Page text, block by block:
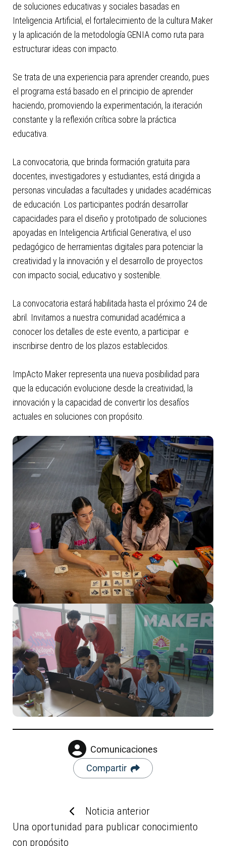
de soluciones educativas y sociales basadas en
Inteligencia Artificial, el fortalecimiento de la cultura Maker
y la aplicación de la metodología GENIA como ruta para
estructurar ideas con impacto.
Se trata de una experiencia para aprender creando, pues
el programa está basado en el principio de aprender
haciendo, promoviendo la experimentación, la iteración
constante y la reflexión crítica sobre la práctica
educativa.
La convocatoria, que brinda formación gratuita para
docentes, investigadores y estudiantes, está dirigida a
personas vinculadas a facultades y unidades académicas
de educación. Los participantes podrán desarrollar
capacidades para el diseño y prototipado de soluciones
apoyadas en Inteligencia Artificial Generativa, el uso
pedagógico de herramientas digitales para potenciar la
creatividad y la innovación y el desarrollo de proyectos
con impacto social, educativo y sostenible.
La convocatoria estará habilitada hasta el próximo 24 de
abril. Invitamos a nuestra comunidad académica a
conocer los detalles de este evento, a participar e
inscribirse dentro de los plazos establecidos.
ImpActo Maker representa una nueva posibilidad para
que la educación evolucione desde la creatividad, la
innovación y la capacidad de convertir los desafíos
actuales en soluciones con propósito.
Comunicaciones
Compartir
Noticia anterior
Una oportunidad para publicar conocimiento
con propósito